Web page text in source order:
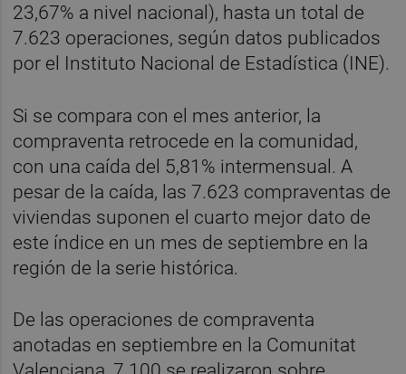
23,67% a nivel nacional), hasta un total de
7.623 operaciones, según datos publicados
por el Instituto Nacional de Estadística (INE).
Si se compara con el mes anterior, la
compraventa retrocede en la comunidad,
con una caída del 5,81% intermensual. A
pesar de la caída, las 7.623 compraventas de
viviendas suponen el cuarto mejor dato de
este índice en un mes de septiembre en la
región de la serie histórica.
De las operaciones de compraventa
anotadas en septiembre en la Comunitat